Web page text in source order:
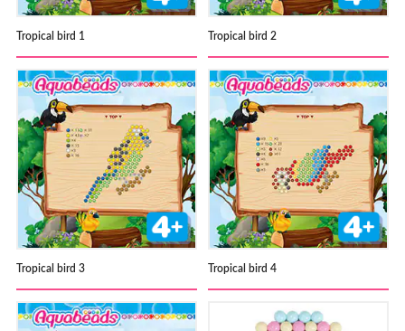
Tropical bird 1 Tropical bird 2
Tropical bird 3 Tropical bird 4